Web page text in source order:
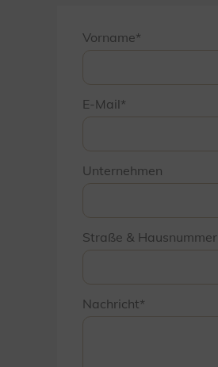
Vorname
E-Mail
Unternehmen
Straße & Hausnummer
Nachricht